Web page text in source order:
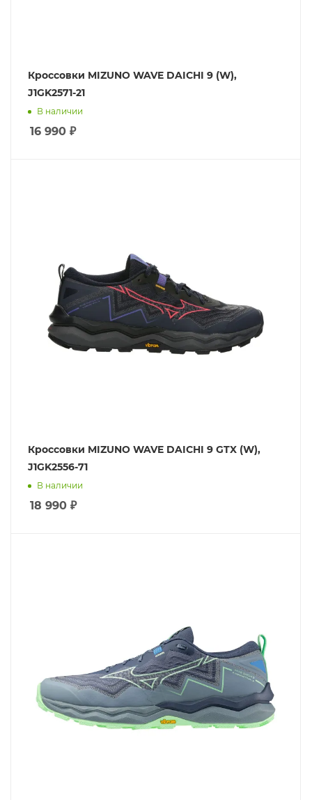
Кроссовки MIZUNO WAVE DAICHI 9 (W),
J1GK2571-21
В наличии
16 990 ₽
Кроссовки MIZUNO WAVE DAICHI 9 GTX (W),
J1GK2556-71
В наличии
18 990 ₽